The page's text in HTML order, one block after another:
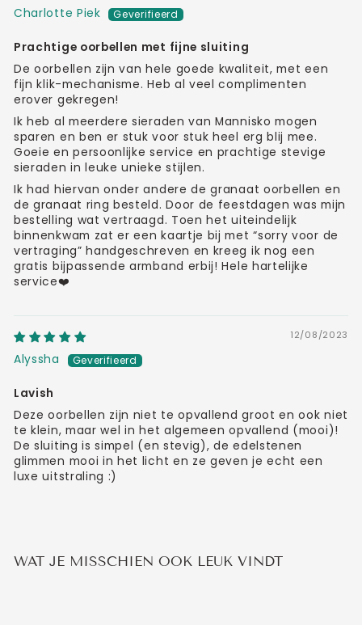
Charlotte Piek
Prachtige oorbellen met fijne sluiting
De oorbellen zijn van hele goede kwaliteit, met een
fijn klik-mechanisme. Heb al veel complimenten
erover gekregen!
Ik heb al meerdere sieraden van Mannisko mogen
sparen en ben er stuk voor stuk heel erg blij mee.
Goeie en persoonlijke service en prachtige stevige
sieraden in leuke unieke stijlen.
Ik had hiervan onder andere de granaat oorbellen en
de granaat ring besteld. Door de feestdagen was mijn
bestelling wat vertraagd. Toen het uiteindelijk
binnenkwam zat er een kaartje bij met “sorry voor de
vertraging” handgeschreven en kreeg ik nog een
gratis bijpassende armband erbij! Hele hartelijke
service❤️
12/08/2023
Alyssha
Lavish
Deze oorbellen zijn niet te opvallend groot en ook niet
te klein, maar wel in het algemeen opvallend (mooi)!
De sluiting is simpel (en stevig), de edelstenen
glimmen mooi in het licht en ze geven je echt een
luxe uitstraling :)
WAT JE MISSCHIEN OOK LEUK VINDT